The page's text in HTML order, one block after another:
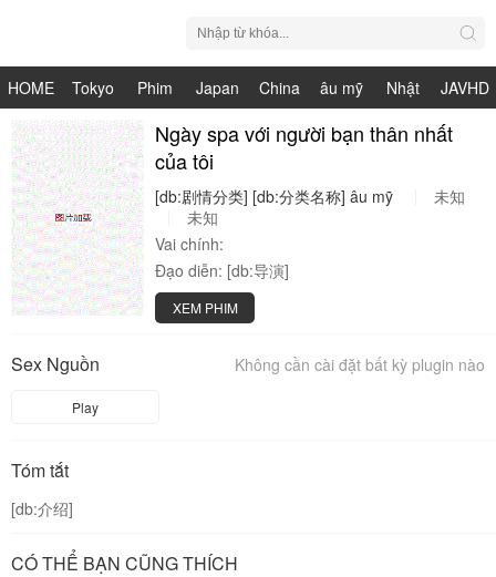
HOME
Tokyo
Hot
Phim
Nhật
Bản
Japan
HDV
China
live
âu mỹ
Nhật
Bản
JAVHD
Ngày spa với người bạn thân nhất
của tôi
[db:剧情分类] [db:分类名称] âu mỹ
未知
未知
Vai chính:
Đạo diễn: [db:导演]
XEM PHIM
Không cần cài đặt bất kỳ plugin nào
Sex Nguồn
Play
Tóm tắt
[db:介绍]
CÓ THỂ BẠN CŨNG THÍCH